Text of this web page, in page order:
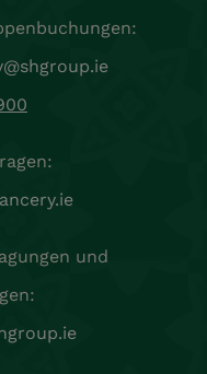
und